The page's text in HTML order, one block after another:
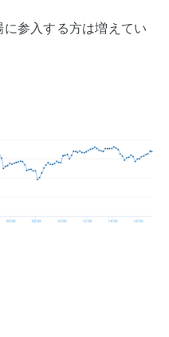
参入する方は増えてい